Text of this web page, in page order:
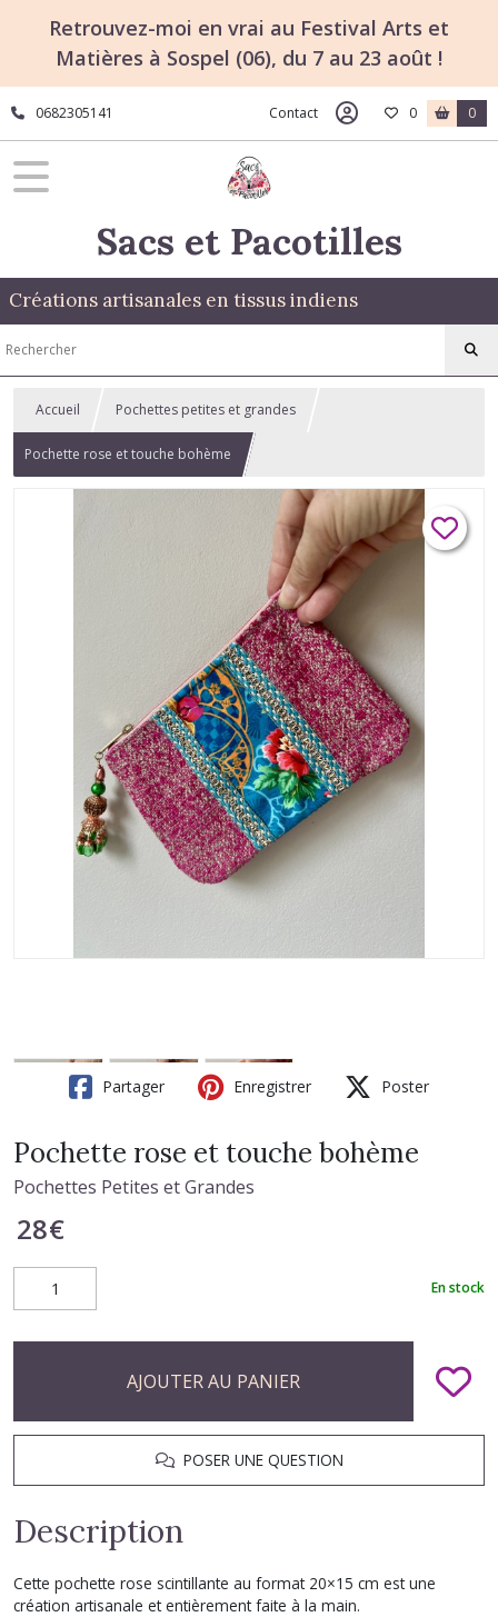
Retrouvez-moi en vrai au Festival Arts et
Matières à Sospel (06), du 7 au 23 août !
0682305141 Contact 0 0
Sacs et Pacotilles
Créations artisanales en tissus indiens
Accueil Pochettes petites et grandes
Pochette rose et touche bohème
Partager Enregistrer Poster
Pochette rose et touche bohème
Pochettes Petites et Grandes
28€
En stock
AJOUTER AU PANIER
POSER UNE QUESTION
Description
Cette pochette rose scintillante au format 20×15 cm est une
création artisanale et entièrement faite à la main.